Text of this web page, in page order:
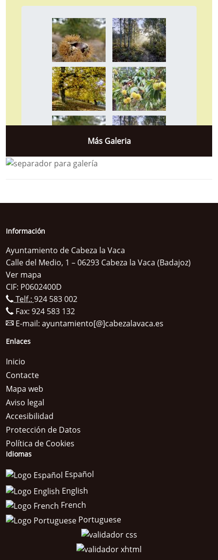
Más Galeria
Información
Ayuntamiento de Cabeza la Vaca
Calle del Medio, 1 – 06293 Cabeza la Vaca (Badajoz)
Ver mapa
CIF: P0602400D
Telf.:924 583 002
Fax: 924 583 132
E-mail: ayuntamiento[@]cabezalavaca.es
Enlaces
Inicio
Contacte
Mapa web
Aviso legal
Accesibilidad
Protección de Datos
Política de Cookies
Idiomas
Español
English
French
Portuguese